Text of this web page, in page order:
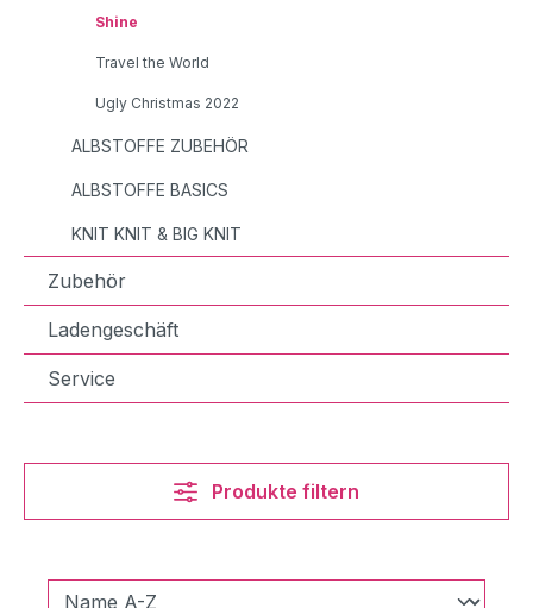
Shine
Travel the World
Ugly Christmas 2022
ALBSTOFFE ZUBEHÖR
ALBSTOFFE BASICS
KNIT KNIT & BIG KNIT
Zubehör
Ladengeschäft
Service
Produkte filtern